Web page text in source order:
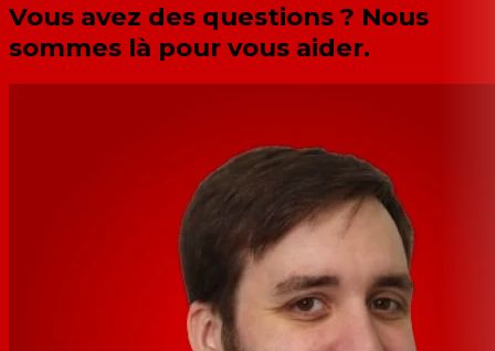
Vous avez des questions ? Nous
sommes là pour vous aider.